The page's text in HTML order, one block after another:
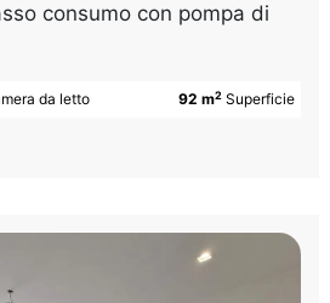
consumo con pompa di
92 m2 Superficie
da letto